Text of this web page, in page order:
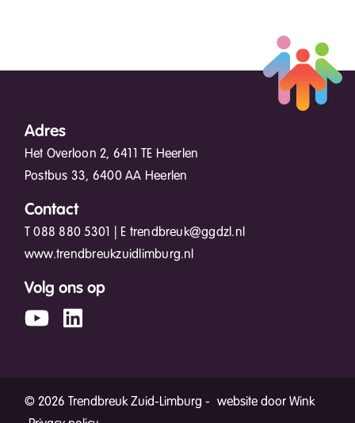
Adres
Het Overloon 2, 6411 TE Heerlen
Postbus 33, 6400 AA Heerlen
Contact
T088 880 5301 | E trendbreuk@ggdzl.nl
www.trendbreukzuidlimburg.nl
Volg ons op
© 2026 Trendbreuk Zuid-Limburg - website door Wink